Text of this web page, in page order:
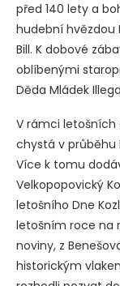
před 140 lety a
hudební hvězdou
Bill. K dobové
oblíbenými
Děda Mládek
V rámci letošních
chystá v průběhu
Více k tomu
Velkopopovický
letošního Dne
letošním roce na
noviny, z
historickým